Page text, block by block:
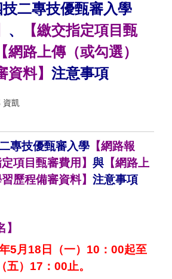
二專技優甄審入學
、
【繳交指定項目甄
【網路上傳（或勾選）
料】 注意事項
資凱
專技優甄審入學 【網路報
定項目甄審費用】 與 【網路上
歷程備審資料】 注意事項
】
5月18日（一）10：00起至
五）17：00止。